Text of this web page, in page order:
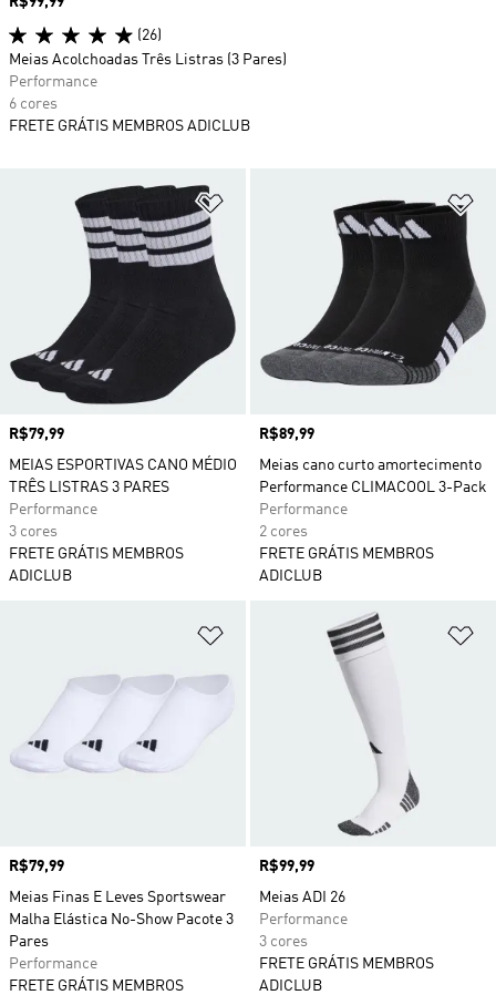
Adicionar à Lista de Desejos
Preço
R$79,99
MEIAS ESPORTIVAS CANO MÉDIO
TRÊS LISTRAS 3 PARES
Performance
3 cores
FRETE GRÁTIS MEMBROS
ADICLUB
Preço
R$89,99
Meias cano curto amortecimento
Performance CLIMACOOL 3-Pack
Performance
2 cores
FRETE GRÁTIS MEMBROS
ADICLUB
Adicionar à Lista de Desejos
Preço
R$79,99
Meias Finas E Leves Sportswear
Malha Elástica No-Show Pacote 3
Pares
Performance
FRETE GRÁTIS MEMBROS
Preço
R$99,99
Meias ADI 26
Performance
3 cores
FRETE GRÁTIS MEMBROS
ADICLUB
(26)
Meias Acolchoadas Três Listras (3 Pares)
Performance
6 cores
FRETE GRÁTIS MEMBROS ADICLUB